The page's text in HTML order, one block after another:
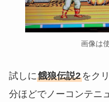
画像は
試しに餓狼伝説2をク
分ほどでノーコンテニ